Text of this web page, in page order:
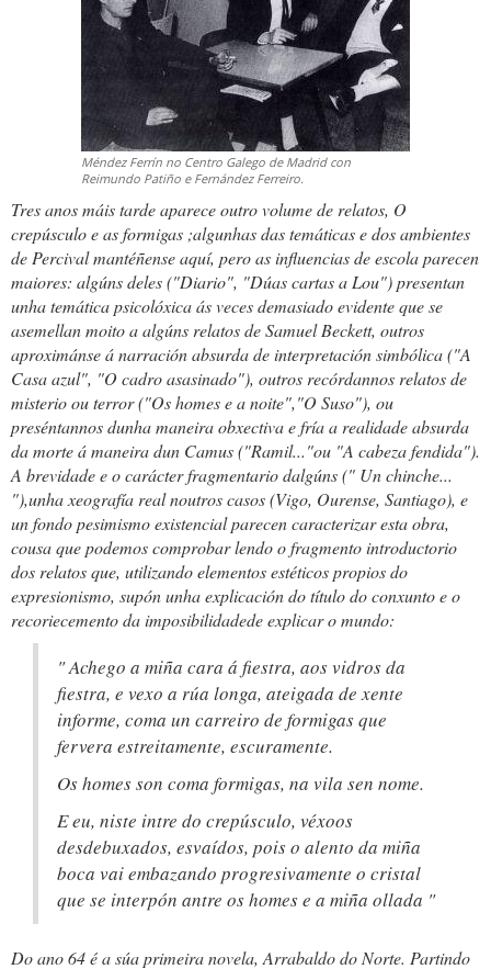
Méndez Ferrín no Centro Galego de Madrid con
Reimundo Patiño e Fernández Ferreiro.
Tres anos máis tarde aparece outro volume de relatos, O
crepúsculo e as formigas ;algunhas das temáticas e dos ambientes
de Percival mantéñense aquí, pero as influencias de escola parecen
maiores: algúns deles ("Diario", "Dúas cartas a Lou") presentan
unha temática psicolóxica ás veces demasiado evidente que se
asemellan moito a algúns relatos de Samuel Beckett, outros
aproximánse á narración absurda de interpretación simbólica ("A
Casa azul", "O cadro asasinado"), outros recórdannos relatos de
misterio ou terror ("Os homes e a noite","O Suso"), ou
preséntannos dunha maneira obxectiva e fría a realidade absurda
da morte á maneira dun Camus ("Ramil..."ou "A cabeza fendida").
A brevidade e o carácter fragmentario dalgúns (" Un chinche...
"),unha xeografía real noutros casos (Vigo, Ourense, Santiago), e
un fondo pesimismo existencial parecen caracterizar esta obra,
cousa que podemos comprobar lendo o fragmento introductorio
dos relatos que, utilizando elementos estéticos propios do
expresionismo, supón unha explicación do título do conxunto e o
recoriecemento da imposibilidadede explicar o mundo:
"Achego a miña cara á fiestra, aos vidros da
fiestra, e vexo a rúa longa, ateigada de xente
informe, coma un carreiro de formigas que
fervera estreitamente, escuramente.
Os homes son coma formigas, na vila sen nome.
E eu, niste intre do crepúsculo, véxoos
desdebuxados, esvaídos, pois o alento da miña
boca vai embazando progresivamente o cristal
que se interpón antre os homes e a miña ollada "
Do ano 64 é a súa primeira novela, Arrabaldo do Norte. Partindo